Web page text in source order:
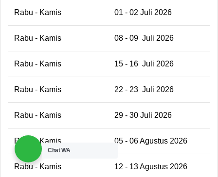
Rabu - Kamis 01 - 02 Juli 2026
Rabu - Kamis 08 - 09 Juli 2026
Rabu - Kamis 15 - 16 Juli 2026
Rabu - Kamis 22 - 23 Juli 2026
Rabu - Kamis 29 - 30 Juli 2026
Rabu - Kamis 05 - 06 Agustus 2026
Rabu - Kamis 12 - 13 Agustus 2026
Chat WA